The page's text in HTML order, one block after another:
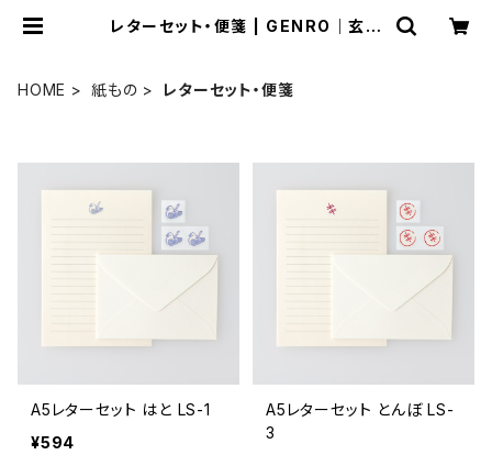
レターセット・便箋 | GENRO｜玄廬
HOME 紙もの レターセット・便箋
A5レターセット はと LS-1
¥594
A5レターセット とんぼ LS-
3